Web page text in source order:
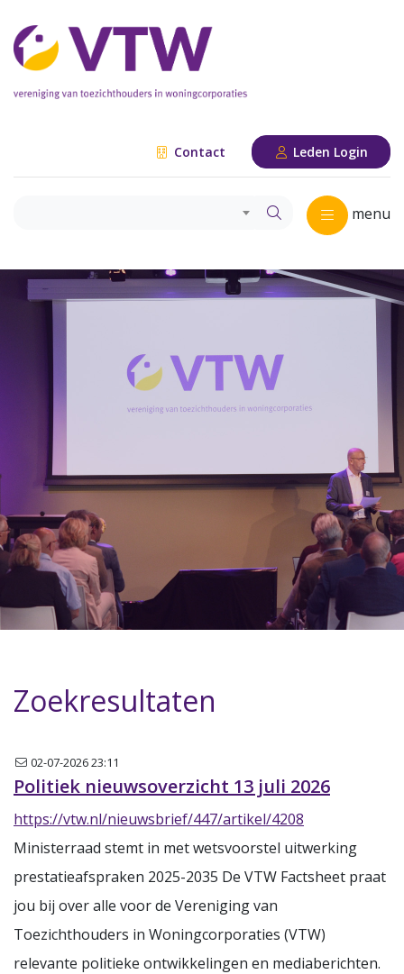
Contact Leden Login
menu
Zoekresultaten
Nieuwsbrief
02-07-2026 23:11
Politiek nieuwsoverzicht 13 juli 2026
https://vtw.nl/nieuwsbrief/447/artikel/4208
Ministerraad stemt in met wetsvoorstel uitwerking
prestatieafspraken 2025-2035 De VTW Factsheet praat
jou bij over alle voor de Vereniging van
Toezichthouders in Woningcorporaties (VTW)
relevante politieke ontwikkelingen en mediaberichten.